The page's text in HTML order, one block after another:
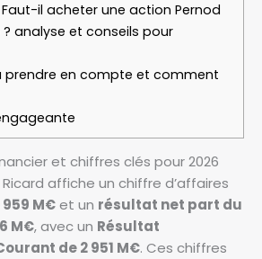
il acheter une action Pernod
? analyse et conseils pour
prendre en compte et comment
et chiffres clés pour 2026
Ricard affiche un chiffre d’affaires
959 M€et un résultat net part du
M€, avec un Résultat
de 2 951 M€. Ces chiffres